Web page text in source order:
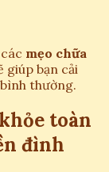
mẹo chữa
giúp bạn cải
thường.
toàn
đình